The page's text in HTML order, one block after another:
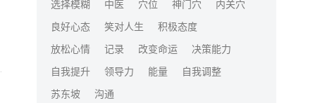
选择模糊
中医 穴位 神门穴
内关穴
良好心态
笑对人生
积极态度
放松心情
记录 改变命运
决策能力
自我提升
领导力 能量
自我调整
苏东坡
沟通